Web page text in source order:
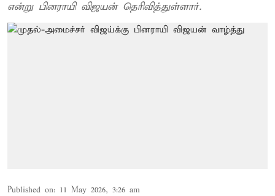
என்று பினராயி விஜயன் தெரிவித்துள்ளார்.
Published on: 11 May 2026, 3:26 am